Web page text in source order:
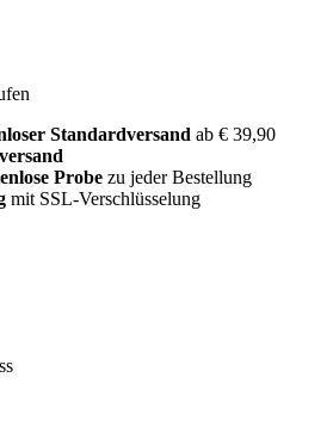
Standardversand ab € 39,90
Probe zu jeder Bestellung
mit SSL-Verschlüsselung